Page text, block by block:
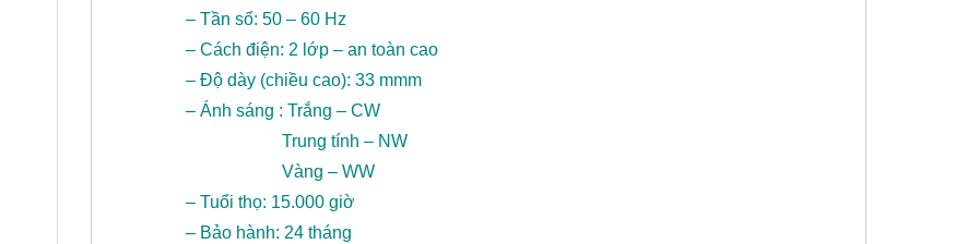
– Tần số: 50 – 60 Hz
– Cách điện: 2 lớp – an toàn cao
– Độ dày (chiều cao): 33 mmm
– Ánh sáng : Trắng – CW
Trung tính – NW
Vàng – WW
– Tuổi thọ: 15.000 giờ
– Bảo hành: 24 tháng